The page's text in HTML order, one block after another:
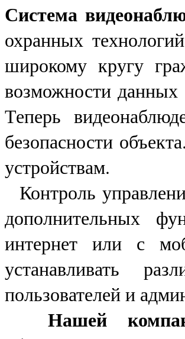
Система
охранных
широкому кругу
возможности
Теперь
безопасности
устройствам.
Контроль
дополнительных
интернет или с
устанавливать
пользователей и
Нашей